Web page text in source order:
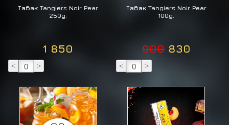
Табак Tangiers Noir Pear
250g.
1 850
< >
Табак Tangiers Noir Pear
100g.
900 830
< >